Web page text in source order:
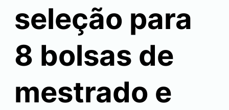
seleção para
8 bolsas de
mestrado e